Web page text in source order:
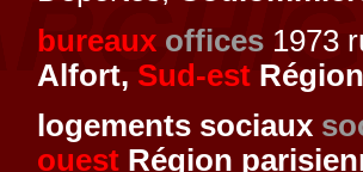
bureaux offices 1973
Alfort, Sud-est
logements sociaux
ouest Région